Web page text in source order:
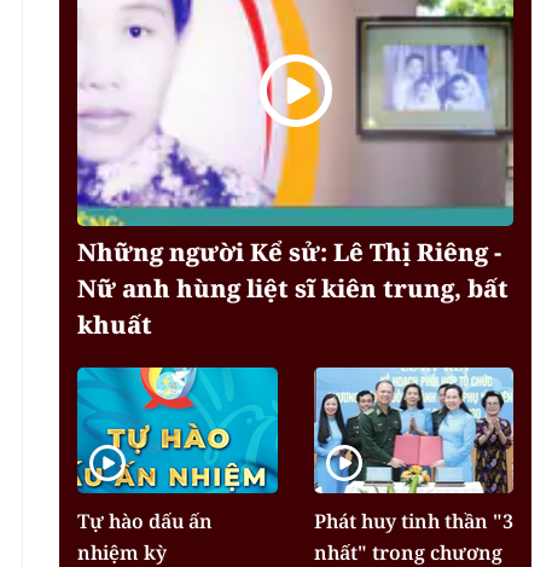
Những người Kể sử: Lê Thị Riêng -
Nữ anh hùng liệt sĩ kiên trung, bất
khuất
Tự hào dấu ấn
nhiệm kỳ
Phát huy tinh thần "3
nhất" trong chương